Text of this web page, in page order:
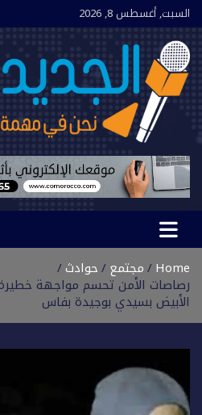
Skip
to
content
السبت, أغسطس 8, 2026
الجديد بريس
نحن في مهمة لنقدم لكم كل جديد
Home مجتمع حوادث
رصاصات الأمن تحسم مواجهة
الأبيض بسيدي بوجيدة بفاس